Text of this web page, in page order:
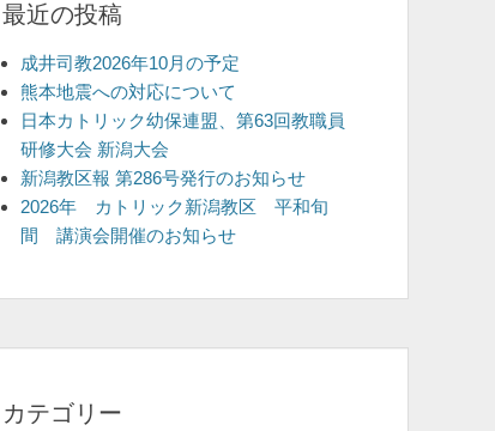
最近の投稿
成井司教2026年10月の予定
熊本地震への対応について
日本カトリック幼保連盟、第63回教職員
研修大会 新潟大会
新潟教区報 第286号発行のお知らせ
2026年 カトリック新潟教区 平和旬
間 講演会開催のお知らせ
カテゴリー